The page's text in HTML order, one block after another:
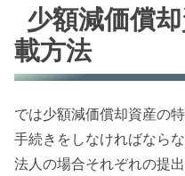
少額減価償
載方法
では少額減価償却資産の
手続きをしなければなら
法人の場合それぞれの提